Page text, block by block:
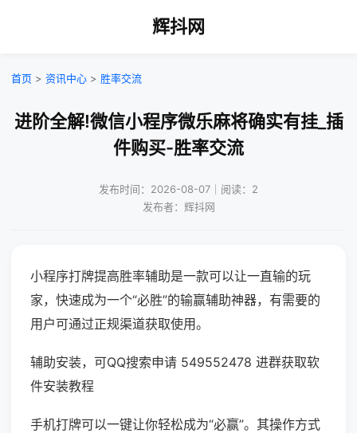
辉抖网
首页 > 资讯中心 > 胜率交流
进阶全解!微信小程序微乐麻将确实有挂_插
件购买-胜率交流
发布时间：2026-08-07｜阅读：2
发布者：辉抖网
小程序打牌提高胜率辅助是一款可以让一直输的玩
家，快速成为一个“必胜”的输赢辅助神器，有需要的
用户可通过正规渠道获取使用。
辅助安装，可QQ搜索申请 549552478 进群获取软
件安装教程
手机打牌可以一键让你轻松成为“必赢”。其操作方式